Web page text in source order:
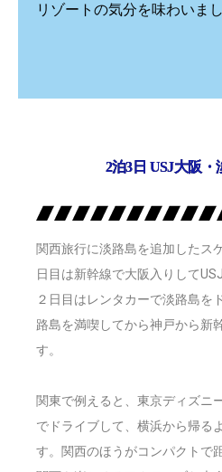
リゾートの気分を味わいまし
2泊3日 USJ大阪・
関西旅行に淡路島を追加したス
日目は新幹線で大阪入りして
２日目はレンタカーで淡路島を
路島を満喫してから神戸から新
す。
関東で例えると、東京ディズニ
でドライブして、横浜から帰る
す。関西のほうがコンパクトで